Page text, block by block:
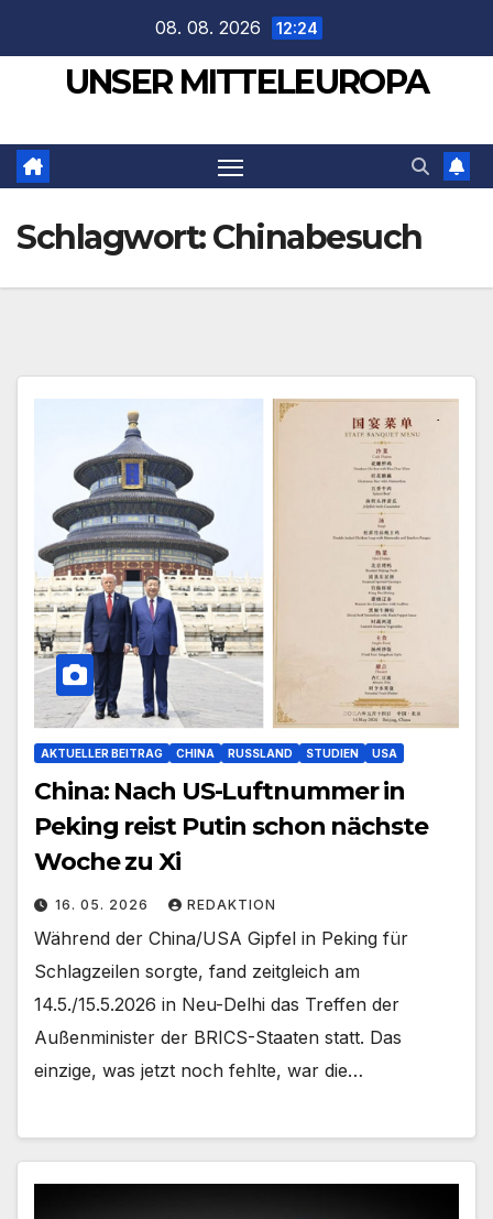
springen
08. 08. 2026 12:24
UNSER MITTELEUROPA
Schlagwort:Chinabesuch
AKTUELLER BEITRAG CHINA RUSSLAND STUDIEN USA
China: Nach US-Luftnummer in
Peking reist Putin schon nächste
Woche zu Xi
16. 05. 2026 REDAKTION
Während der China/USA Gipfel in Peking für
Schlagzeilen sorgte, fand zeitgleich am
14.5./15.5.2026 in Neu-Delhi das Treffen der
Außenminister der BRICS-Staaten statt. Das
einzige, was jetzt noch fehlte, war die…